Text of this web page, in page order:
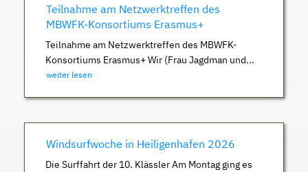
Teilnahme am Netzwerktreffen des
MBWFK-Konsortiums Erasmus+
Teilnahme am Netzwerktreffen des MBWFK-
Konsortiums Erasmus+ Wir (Frau Jagdman und...
weiter lesen
Windsurfwoche in Heiligenhafen 2026
Die Surffahrt der 10. Klässler Am Montag ging es